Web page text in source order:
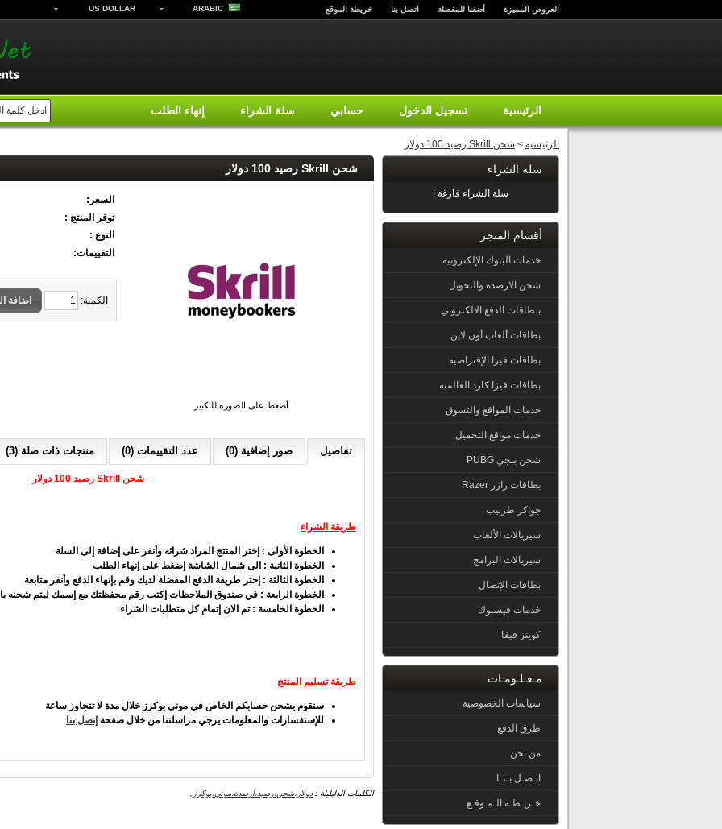
US DOLLAR العروض المميزة أضفنا للمفضلة اتصل بنا خريطة الموقع
الرئيسية تسجيل الدخول حسابي سلة الشراء إنهاء الطلب
الرئيسية > شحن Skrill رصيد 100 دولار
سلة الشراء
سلة الشراء فارغة !
أقسام المتجر
خدمات البنوك الإلكترونية
شحن الارصدة والتحويل
بـطاقات الدفع الالكتروني
بطاقات ألعاب أون لاين
بطاقات فيزا الإفتراضية
بطاقات فيزا كارد العالميه
خدمات المواقع والتسوق
خدمات مواقع التحميل
شحن ببجي PUBG
بطاقات رازر Razer
جواكر طرنيب
سيريالات الألعاب
سيريالات البرامج
بطاقات الإتصال
خدمات فيسبوك
كوينز فيفا
مـعـلـومـات
سياسات الخصوصية
طرق الدفع
من نحن
اتـصـل بـنـا
خـريـطـة الـمـوقـع
شحن Skrill رصيد 100 دولار
أضغط على الصورة للتكبير
السعر:
توفر المنتج :
النوع :
التقييمات:
الكمية: اضافة
تفاصيل صور إضافية (0) عدد التقييمات (0) منتجات ذات صلة (3)
شحن Skrill رصيد 100 دولار
طريقة الشراء
الخطوة الأولى : إختر المنتج المراد شرائه وأنقر على إضافة إلى السلة
الخطوة الثانية : الى شمال الشاشة إضغط على إنهاء الطلب
الخطوة الثالثة : إختر طريقة الدفع المفضلة لديك وقم بإنهاء الدفع وأنقر متابعة
الخطوة الرابعة : في صندوق الملاحظات إكتب رقم محفظتك مع إسمك ليتم شحنه
الخطوة الخامسة : تم الان إتمام كل متطلبات الشراء
طريقة تسليم المنتج
سنقوم بشحن حسابكم الخاص في موني بوكرز خلال مدة لا تتجاوز ساعة
للإستفسارات والمعلومات يرجي مراسلتنا من خلال صفحة إتصل بنا
الكلمات الدليليلة :دولار،شحن،رصيد،أرصدة،موني،بوكرز